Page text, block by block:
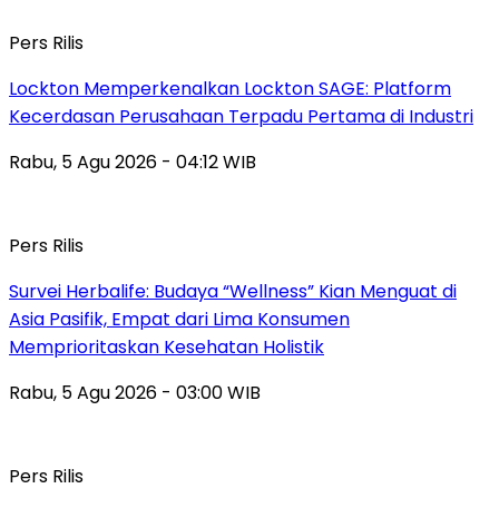
Pers Rilis
Lockton Memperkenalkan Lockton SAGE: Platform
Kecerdasan Perusahaan Terpadu Pertama di Industri
Rabu, 5 Agu 2026 - 04:12 WIB
Pers Rilis
Survei Herbalife: Budaya “Wellness” Kian Menguat di
Asia Pasifik, Empat dari Lima Konsumen
Memprioritaskan Kesehatan Holistik
Rabu, 5 Agu 2026 - 03:00 WIB
Pers Rilis